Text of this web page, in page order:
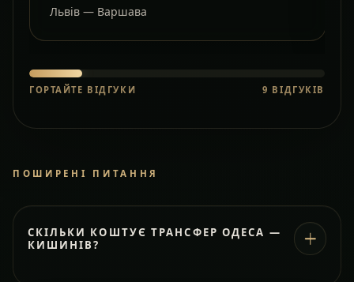
Львів — Варшава
ГОРТАЙТЕ ВІДГУКИ 9 ВІДГУКІВ
ПОШИРЕНІ ПИТАННЯ
СКІЛЬКИ КОШТУЄ ТРАНСФЕР ОДЕСА —
КИШИНІВ?